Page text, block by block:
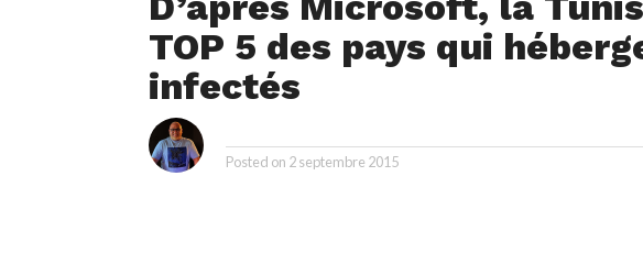
TOP 5 des pays qui
infectés
Posted on 2 septembre 2015